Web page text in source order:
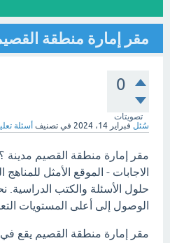
مقر إمارة منطقة
0
تصويتات
سُئل فبراير 14، 2024 في تصنيف أسئلة
مقر إمارة منطقة القصيم مدينة
الاجابات - الموقع الأمثل
حلول الأسئلة والكتب
الوصول إلى أعلى المستويات
مقر إمارة منطقة القصيم يقع في